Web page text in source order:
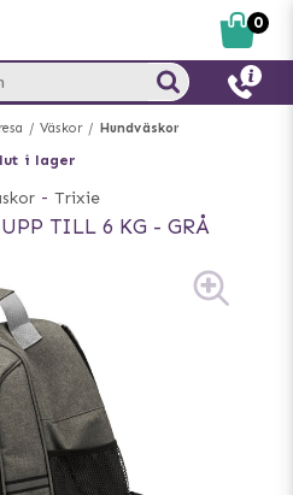
Väskor Hundväskor
i lager
- Trixie
TILL 6 KG - GRÅ
0